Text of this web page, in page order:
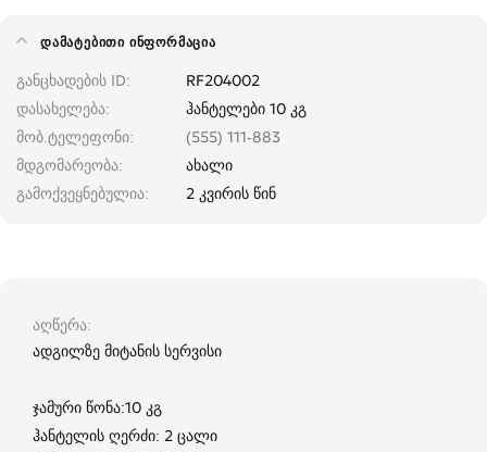
ᲓᲐᲛᲐᲢᲔᲑᲘᲗᲘ ᲘᲜᲤᲝᲠᲛᲐᲪᲘᲐ
განცხადების ID
RF204002
დასახელება
ჰანტელები 10 კგ
მობ.ტელეფონი
(555) 111-883
მდგომარეობა
ახალი
გამოქვეყნებულია
2 კვირის წინ
აღწერა
ადგილზე მიტანის სერვისი
ჯამური წონა:10 კგ
ჰანტელის ღერძი: 2 ცალი